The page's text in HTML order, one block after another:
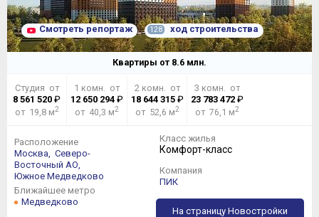
Смотреть репортаж 128 ход строительства
Квартиры от 8.6 млн.
Студия от
8 561 520 ₽
от 19,8 м2
1 комн. от
12 650 294 ₽
от 40,3 м2
2 комн. от
18 644 315₽
от 52,6 м2
3 комн. от
23 783 472 ₽
от 76,1 м2
Расположение
Москва,
Северо-
Восточный АО,
Южное Медведково
Ближайшее метро
Медведково
Класс жилья
Комфорт-класс
Компания
ПИК
На страницу Новостройки